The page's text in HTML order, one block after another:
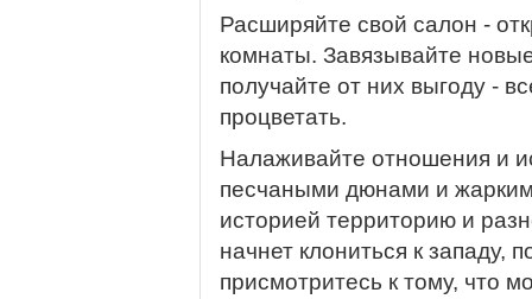
Расширяйте свой салон -
комнаты. Завязывайте
получайте от них выгоду -
процветать.
Налаживайте отношения и
песчаными дюнами и
историей территорию и
начнет клониться к западу,
присмотритесь к тому, что